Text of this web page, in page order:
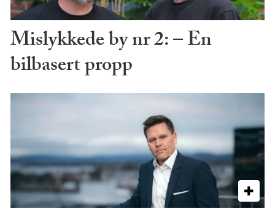
Mislykkede by nr 2: – En
bilbasert propp